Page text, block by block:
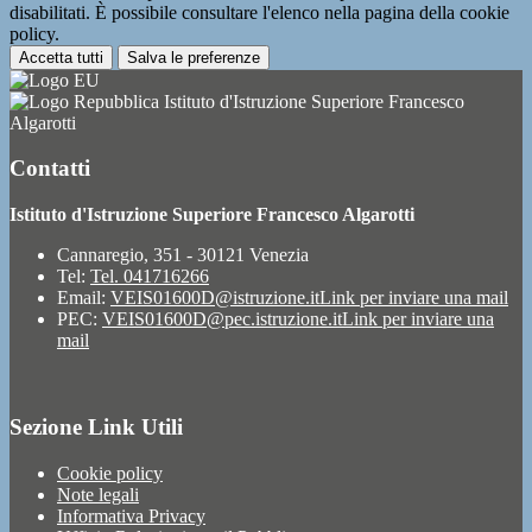
disabilitati. È possibile consultare l'elenco nella pagina della cookie
policy.
Accetta tutti Salva le preferenze
Istituto d'Istruzione Superiore Francesco
Algarotti
Contatti
Istituto d'Istruzione Superiore Francesco Algarotti
Cannaregio, 351 - 30121 Venezia
Tel: Tel. 041716266
Email: VEIS01600D@istruzione.itLink per inviare una mail
PEC: VEIS01600D@pec.istruzione.itLink per inviare una
mail
Sezione Link Utili
Cookie policy
Note legali
Informativa Privacy